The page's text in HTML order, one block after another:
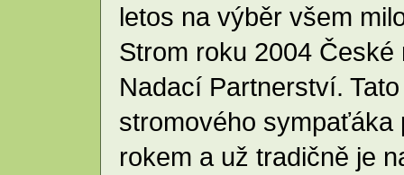
letos na výběr všem
Strom roku 2004 České
Nadací Partnerství.
stromového
rokem a už tradičně je